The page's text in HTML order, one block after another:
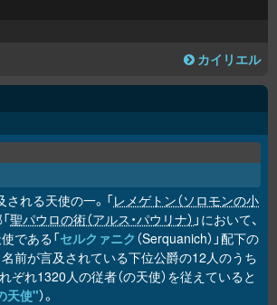
カイリエル
れる天使の一。「レメゲトン（ソロモンの小
聖パウロの術（アルス・パウリナ） 」において、
である「セルクァニク （Serquanich）」配下の
名前が言及されている下位公爵の12人のうち
ぞれ1320人の従者（の天使）を従えていると
天使"）。